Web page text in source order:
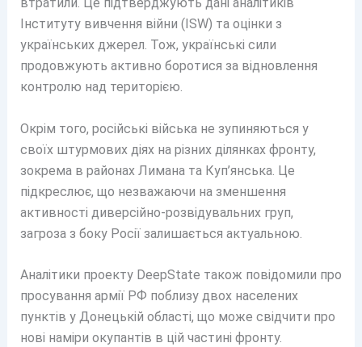
Інституту вивчення війни (ISW) та оцінки з
українських джерел. Тож, українські сили
продовжують активно боротися за відновлення
контролю над територією.
Окрім того, російські війська не зупиняються у
своїх штурмових діях на різних ділянках фронту,
зокрема в районах Лимана та Куп’янська. Це
підкреслює, що незважаючи на зменшення
активності диверсійно-розвідувальних груп,
загроза з боку Росії залишається актуальною.
Аналітики проекту DeepState також повідомили про
просування армії РФ поблизу двох населених
пунктів у Донецькій області, що може свідчити про
нові наміри окупантів в цій частині фронту.